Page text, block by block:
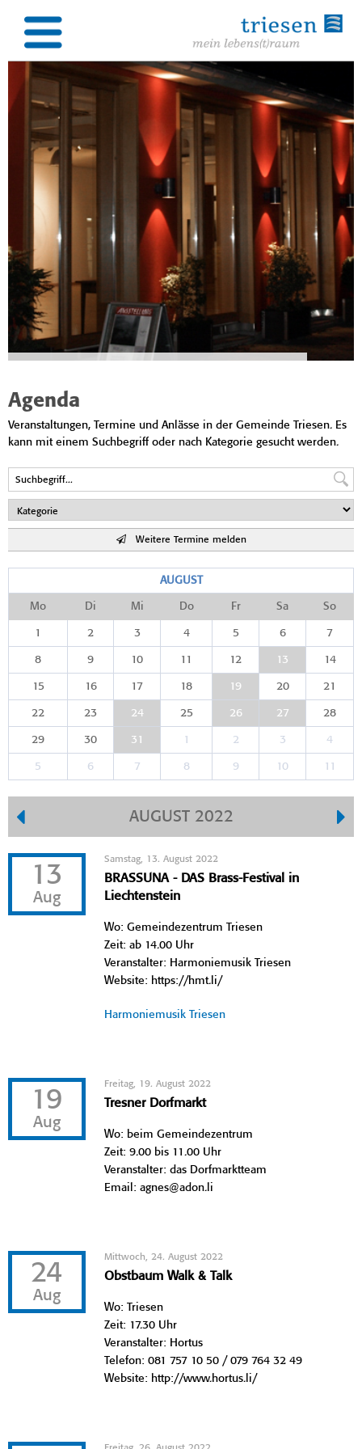
Agenda
Veranstaltungen, Termine und Anlässe in der Gemeinde Triesen. Es
kann mit einem Suchbegriff oder nach Kategorie gesucht werden.
Weitere Termine melden
AUGUST
Mo Di Mi Do Fr Sa So
1 2 3 4 5 6 7
8 9 10 11 12 13 14
15 16 17 18 19 20 21
22 23 24 25 26 27 28
29 30 31 1 2 3 4
5 6 7 8 9 10 11
AUGUST 2022
13
Aug
Samstag, 13. August 2022
BRASSUNA - DAS Brass-Festival in
Liechtenstein
Wo: Gemeindezentrum Triesen
Zeit: ab 14.00 Uhr
Veranstalter: Harmoniemusik Triesen
Website: https://hmt.li/
Harmoniemusik Triesen
19
Aug
Freitag, 19. August 2022
Tresner Dorfmarkt
Wo: beim Gemeindezentrum
Zeit: 9.00 bis 11.00 Uhr
Veranstalter: das Dorfmarktteam
Email: agnes@adon.li
24
Aug
Mittwoch, 24. August 2022
Obstbaum Walk & Talk
Wo: Triesen
Zeit: 17.30 Uhr
Veranstalter: Hortus
Telefon: 081 757 10 50 / 079 764 32 49
Website: http://www.hortus.li/